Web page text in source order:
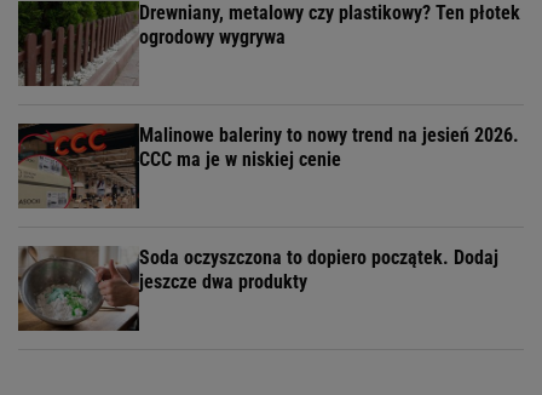
Drewniany, metalowy czy plastikowy? Ten płotek
ogrodowy wygrywa
Malinowe baleriny to nowy trend na jesień 2026.
CCC ma je w niskiej cenie
Soda oczyszczona to dopiero początek. Dodaj
jeszcze dwa produkty